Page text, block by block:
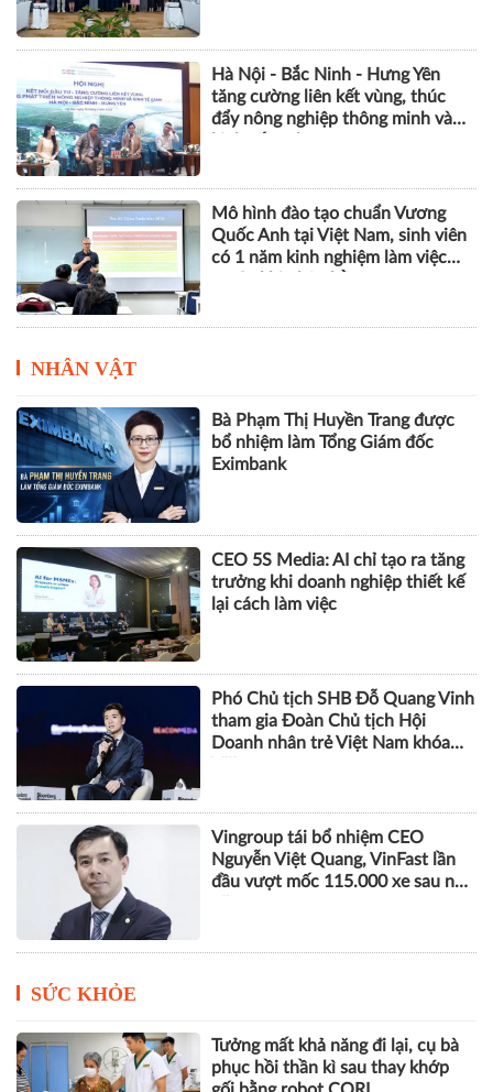
Khởi động dự án SMS-MP, góp
phần bảo vệ tầng ozone và giảm
phát thải khí nhà kính
Hà Nội - Bắc Ninh - Hưng Yên
tăng cường liên kết vùng, thúc
đẩy nông nghiệp thông minh và
có 1 năm kinh nghiệm làm việc
trước khi nhận bằng
NHÂN VẬT
Bà Phạm Thị Huyền Trang được
bổ nhiệm làm Tổng Giám đốc
Eximbank
CEO 5S Media: AI chỉ tạo ra tăng
trưởng khi doanh nghiệp thiết kế
lại cách làm việc
Phó Chủ tịch SHB Đỗ Quang Vinh
tham gia Đoàn Chủ tịch Hội
Doanh nhân trẻ Việt Nam khóa
năm